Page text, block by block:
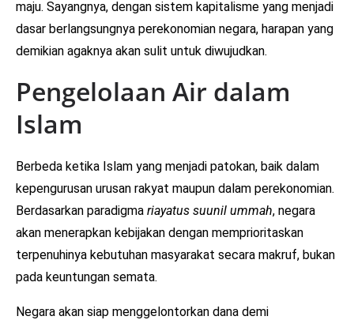
maju. Sayangnya, dengan sistem kapitalisme yang menjadi
dasar berlangsungnya perekonomian negara, harapan yang
demikian agaknya akan sulit untuk diwujudkan.
Pengelolaan Air dalam
Islam
Berbeda ketika Islam yang menjadi patokan, baik dalam
kepengurusan urusan rakyat maupun dalam perekonomian.
Berdasarkan paradigma riayatus suunil ummah, negara
akan menerapkan kebijakan dengan memprioritaskan
terpenuhinya kebutuhan masyarakat secara makruf, bukan
pada keuntungan semata.
Negara akan siap menggelontorkan dana demi